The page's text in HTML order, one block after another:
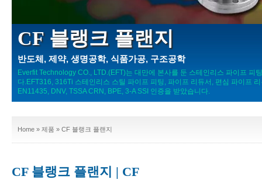
CF 블랭크 플랜지
반도체, 제약, 생명공학, 식품가공, 구조공학
Everfit Technology CO., LTD.(EFT)는 대만에 본사를 둔 스테인리스 파이프 피
다.EFT316, 316Ti 스테인리스 스틸 파이프 피팅, 파이프 리듀서, 편심 파이프
EN11435, DNV, TSSA CRN, BPE, 3-A SSI 인증을 받았습니다.
Home » 제품 » CF 블랭크 플랜지
CF 블랭크 플랜지 | CF